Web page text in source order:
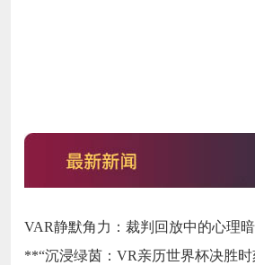
VAR静默角力：裁判回放中的心理
**“沉浸绿茵：VR亲历世界杯决胜